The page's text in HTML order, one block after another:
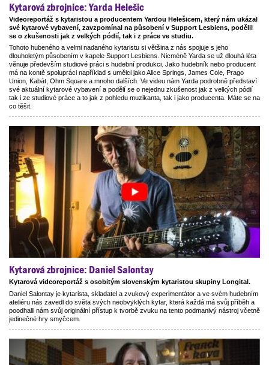
Kytarová zbrojnice: Yarda Helešic
Videoreportáž s kytaristou a producentem Yardou Helešicem, který nám ukázal
své kytarové vybavení, zavzpomínal na působení v Support Lesbiens, podělil
se o zkušenosti jak z velkých pódií, tak i z práce ve studiu.
Tohoto hubeného a velmi nadaného kytaristu si většina z nás spojuje s jeho
dlouholetým působením v kapele Support Lesbiens. Nicméně Yarda se už dlouhá léta
věnuje především studiové práci s hudební produkci. Jako hudebník nebo producent
má na kontě spolupráci například s umělci jako Alice Springs, James Cole, Prago
Union, Kabát, Ohm Square a mnoho dalších. Ve videu nám Yarda podrobně představí
své aktuální kytarové vybavení a podělí se o nejednu zkušenost jak z velkých pódií
tak i ze studiové práce a to jak z pohledu muzikanta, tak i jako producenta. Máte se na
co těšit.
Kytarová zbrojnice: Daniel Salontay
Kytarová videoreportáž s osobitým slovenským kytaristou skupiny Longital.
Daniel Salontay je kytarista, skladatel a zvukový experimentátor a ve svém hudebním
ateliéru nás zavedl do světa svých neobvyklých kytar, která každá má svůj příběh a
poodhalil nám svůj originální přístup k tvorbě zvuku na tento podmanivý nástroj včetně
jedinečné hry smyčcem.